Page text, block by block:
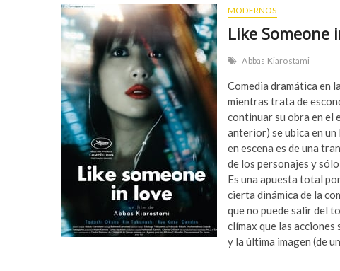
MODERNOS
Like Someone
Abbas Kiarostami
Comedia dramática en
mientras trata de
continuar su obra en el
anterior) se ubica en un
en escena es de una
de los personajes y
Es una apuesta total
cierta dinámica de la
que no puede salir del
clímax que las
y la última imagen (de